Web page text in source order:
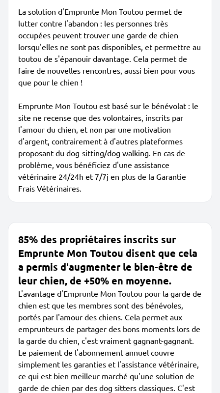
La solution d'Emprunte Mon Toutou permet de
lutter contre l'abandon : les personnes très
occupées peuvent trouver une garde de chien
lorsqu'elles ne sont pas disponibles, et permettre au
toutou de s'épanouir davantage. Cela permet de
faire de nouvelles rencontres, aussi bien pour vous
que pour le chien !
Emprunte Mon Toutou est basé sur le bénévolat : le
site ne recense que des volontaires, inscrits par
l'amour du chien, et non par une motivation
d'argent, contrairement à d'autres plateformes
proposant du dog-sitting/dog walking. En cas de
problème, vous bénéficiez d'une assistance
vétérinaire 24/24h et 7/7j en plus de la Garantie
Frais Vétérinaires.
85% des propriétaires inscrits sur
Emprunte Mon Toutou disent que cela
a permis d'augmenter le bien-être de
leur chien, de +50% en moyenne.
L'avantage d'Emprunte Mon Toutou pour la garde de
chien est que les membres sont des bénévoles,
portés par l'amour des chiens. Cela permet aux
emprunteurs de partager des bons moments lors de
la garde du chien, c'est vraiment gagnant-gagnant.
Le paiement de l'abonnement annuel couvre
simplement les garanties et l'assistance vétérinaire,
ce qui est bien meilleur marché qu'une solution de
garde de chien par des dog sitters classiques. C'est